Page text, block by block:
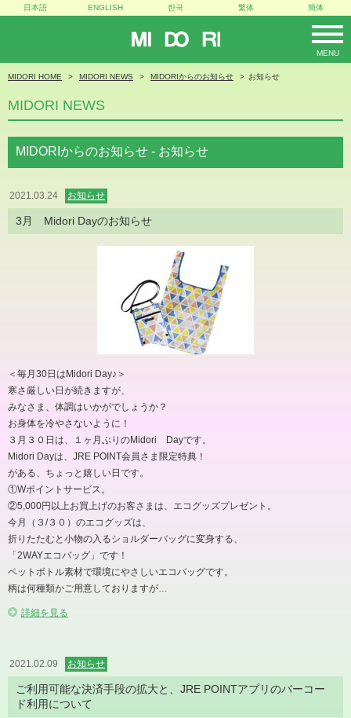
MIDORI MENU
日本語 ENGLISH 한국 繁体 簡体
MIDORI HOME MIDORI NEWS MIDORIからのお知らせ お知らせ
MIDORI NEWS
MIDORIからのお知らせ - お知らせ
2021.03.24 お知らせ
3月 Midori Dayのお知らせ
＜毎月30日はMidori Day♪＞
寒さ厳しい日が続きますが、
みなさま、体調はいかがでしょうか？
お身体を冷やさないように！
３月３０日は、１ヶ月ぶりのMidori Dayです。
Midori Dayは、JRE POINT会員さま限定特典！
がある、ちょっと嬉しい日です。
①Wポイントサービス。
②5,000円以上お買上げのお客さまは、エコグッズプレゼント。
今月（３/３０）のエコグッズは、
折りたたむと小物の入るショルダーバッグに変身する、
「2WAYエコバッグ」です！
ペットボトル素材で環境にやさしいエコバッグです。
柄は何種類かご用意しておりますが…
詳細を見る
2021.02.09 お知らせ
ご利用可能な決済手段の拡大と、JRE POINTアプリのバーコー
ド利用について